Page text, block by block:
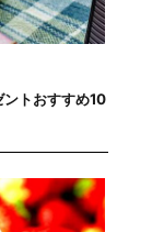
トおすすめ10